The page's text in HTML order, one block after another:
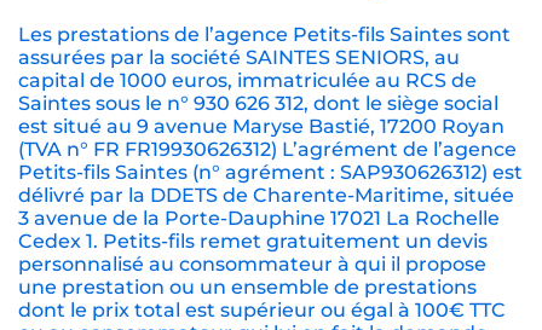
Les prestations de l’agence Petits-fils Saintes sont
assurées par la société SAINTES SENIORS, au
capital de 1000 euros, immatriculée au RCS de
Saintes sous le n° 930 626 312, dont le siège social
est situé au 9 avenue Maryse Bastié, 17200 Royan
(TVA n° FR FR19930626312) L’agrément de l’agence
Petits-fils Saintes (n° agrément : SAP930626312) est
délivré par la DDETS de Charente-Maritime, située
3 avenue de la Porte-Dauphine 17021 La Rochelle
Cedex 1. Petits-fils remet gratuitement un devis
personnalisé au consommateur à qui il propose
une prestation ou un ensemble de prestations
dont le prix total est supérieur ou égal à 100€ TTC